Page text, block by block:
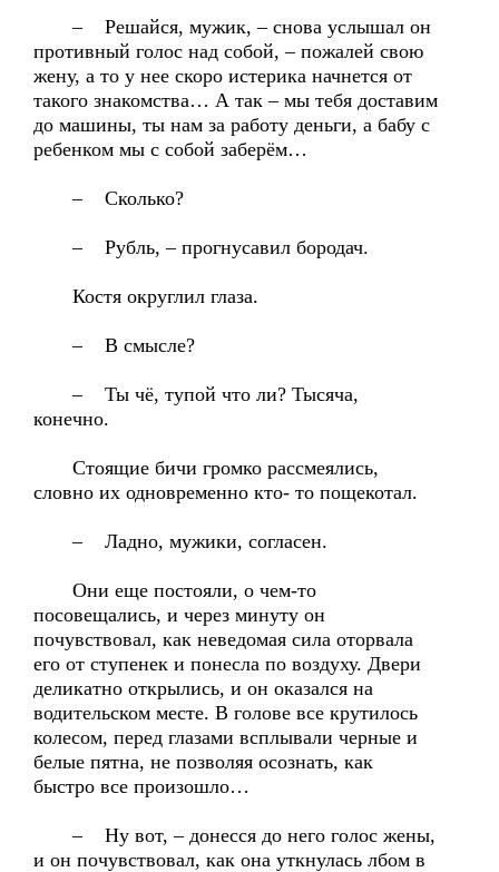
– Решайся, мужик, – снова услышал он
противный голос над собой, – пожалей свою
жену, а то у нее скоро истерика начнется от
такого знакомства… А так – мы тебя доставим
до машины, ты нам за работу деньги, а бабу с
ребенком мы с собой заберём…
– Сколько?
– Рубль, – прогнусавил бородач.
Костя округлил глаза.
– В смысле?
– Ты чё, тупой что ли? Тысяча,
конечно.
Стоящие бичи громко рассмеялись,
словно их одновременно кто- то пощекотал.
– Ладно, мужики, согласен.
Они еще постояли, о чем-то
посовещались, и через минуту он
почувствовал, как неведомая сила оторвала
его от ступенек и понесла по воздуху. Двери
деликатно открылись, и он оказался на
водительском месте. В голове все крутилось
колесом, перед глазами всплывали черные и
белые пятна, не позволяя осознать, как
быстро все произошло…
– Ну вот, – донесся до него голос жены,
и он почувствовал, как она уткнулась лбом в